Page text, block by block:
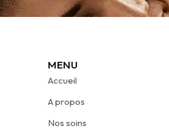
MENU
Accueil
A propos
Nos soins